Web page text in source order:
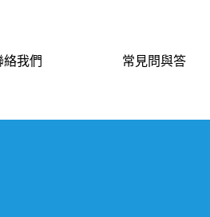
絡我們 常見問與答